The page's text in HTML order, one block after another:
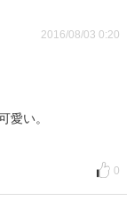
2016/08/03 0:20
愛い。
0